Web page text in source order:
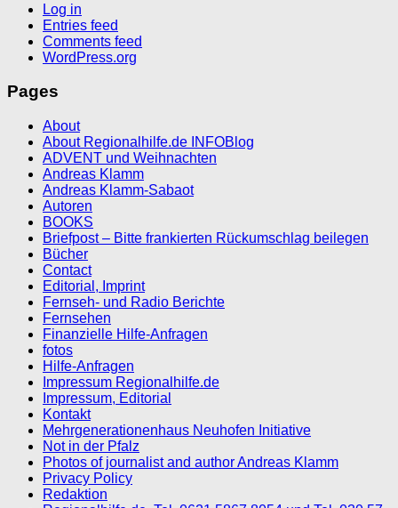
Log in
Entries feed
Comments feed
WordPress.org
Pages
About
About Regionalhilfe.de INFOBlog
ADVENT und Weihnachten
Andreas Klamm
Andreas Klamm-Sabaot
Autoren
BOOKS
Briefpost – Bitte frankierten Rückumschlag beilegen
Bücher
Contact
Editorial, Imprint
Fernseh- und Radio Berichte
Fernsehen
Finanzielle Hilfe-Anfragen
fotos
Hilfe-Anfragen
Impressum Regionalhilfe.de
Impressum, Editorial
Kontakt
Mehrgenerationenhaus Neuhofen Initiative
Not in der Pfalz
Photos of journalist and author Andreas Klamm
Privacy Policy
Redaktion